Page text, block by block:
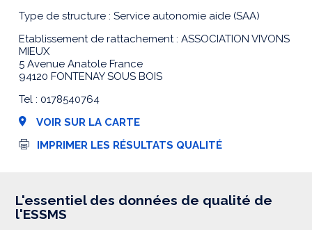
Type de structure : Service autonomie aide (SAA)
Etablissement de rattachement : ASSOCIATION VIVONS
MIEUX
5 Avenue Anatole France
94120 FONTENAY SOUS BOIS
Tel : 0178540764
VOIR SUR LA CARTE
I
s
i
IMPRIMER LES RÉSULTATS QUALITÉ
L'essentiel des données de qualité de
l'ESSMS